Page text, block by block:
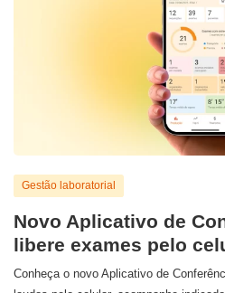
Gestão laboratorial
Novo Aplicativo de
libere exames pelo
Conheça o novo Aplicativo de